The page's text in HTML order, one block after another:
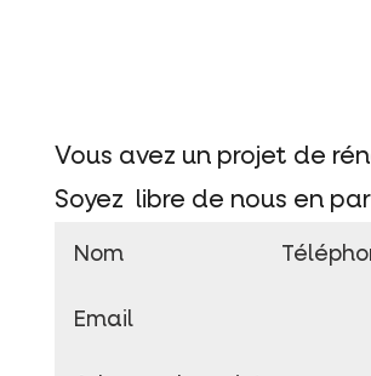
Vous avez un projet de
Soyez libre de nous en